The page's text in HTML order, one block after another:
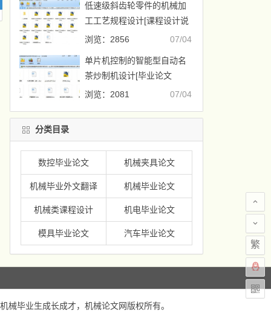
低速级斜齿轮零件的机械加
工工艺规程设计[课程设计说
明书+CAD图纸]
07/04
浏览：2856
单片机控制的智能型自动名
茶炒制机设计[毕业论文
+CAD图纸]
07/04
浏览：2081
分类目录
数控毕业论文 机械夹具论文
机械毕业外文翻译 机械毕业论文
机械类课程设计 机电毕业论文
模具毕业论文 汽车毕业论文
械毕业生成长成才， 机械论文网版权所有。
繁